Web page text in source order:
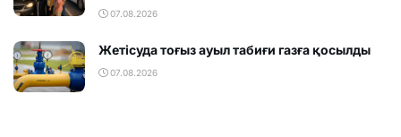
07.08.2026
Жетісуда тоғыз ауыл табиғи газға қосылды
07.08.2026